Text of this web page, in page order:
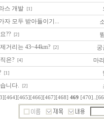
스 개발 [1]
자 모두 받아들이기...
?? [2]
거리는 43~44km? [2] 궁
은? [4] 마
[1]
니다. [2]
[464] [465] [466] [467] [468] 469 [470]